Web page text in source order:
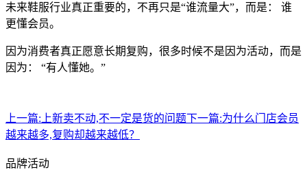
未来鞋服行业真正重要的，不再只是“谁流量大”，而是： 谁
更懂会员。
因为消费者真正愿意长期复购，很多时候不是因为活动，而是
因为： “有人懂她。”
上一篇: 上新卖不动,不一定是货的问题下一篇:为什么门店会员
越来越多,复购却越来越低？
品牌活动